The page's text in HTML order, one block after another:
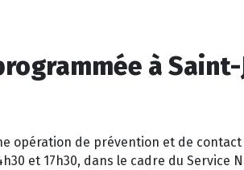
à
opération de prévention et de
et 17h30, dans le cadre du Service